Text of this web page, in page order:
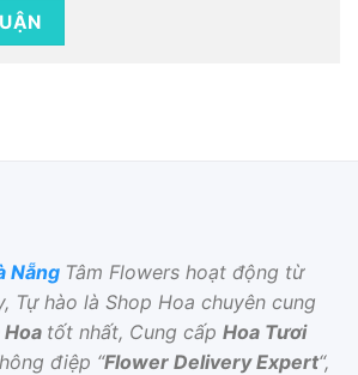
Nẵng Tâm Flowers hoạt động từ
Tự hào là Shop Hoa chuyên cung
tốt nhất, Cung cấp Hoa Tươi
điệp “Flower Delivery Expert“,